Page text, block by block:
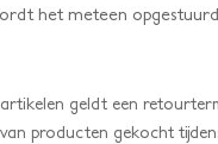
het meteen
geldt een
producten gekocht